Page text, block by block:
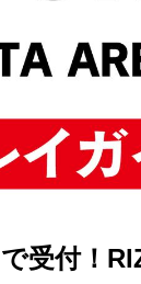
受付！